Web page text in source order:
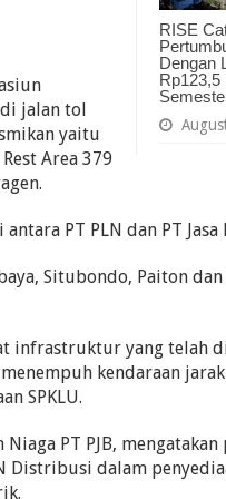
RISE
Dengan
Rp123,5
jalan tol
yaitu
Area 379
PT PLN dan PT Jasa
Situbondo, Paiton
infrastruktur yang telah
kendaraan
SPKLU.
PT PJB, mengatakan
Distribusi dalam